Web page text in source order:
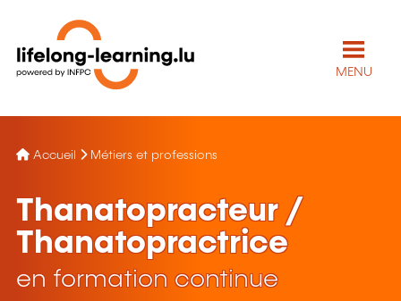
MENU
Accueil Métiers et professions
Thanatopracteur /
Thanatopractrice
en formation continue